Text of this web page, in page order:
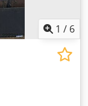
1 / 6